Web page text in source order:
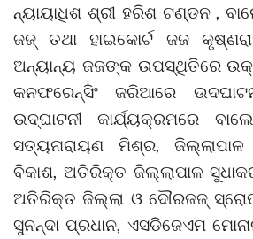
ନ୍ୟାୟାଧିଶ ଶ୍ରୀ ହରିଶ ଟଣ୍ଡନ ,
ଜଜ୍ ତଥା ହାଇକୋର୍ଟ ଜଜ
ଅନ୍ୟାନ୍ୟ ଜଜଙ୍କ ଉପସ୍ଥିତିରେ
କନଫରେନ୍ସିଂ ଜରିଆରେ
ଉଦ୍ଘାଟନୀ କାର୍ଯ୍ୟକ୍ରମରେ
ସତ୍ୟନାରାୟଣ ମିଶ୍ର,
ବିକାଶ, ଅତିରିକ୍ତ ଜିଲ୍ଲାପାଳ
ଅତିରିକ୍ତ ଜିଲ୍ଲା ଓ ଦୌରଜଜ୍
ସୁନନ୍ଦା ପ୍ରଧାନ, ଏସଡିଜେଏମ